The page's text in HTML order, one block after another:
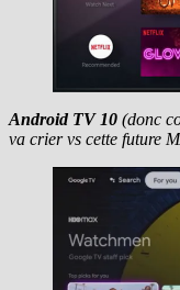
Android TV 10 (donc
va crier vs cette future